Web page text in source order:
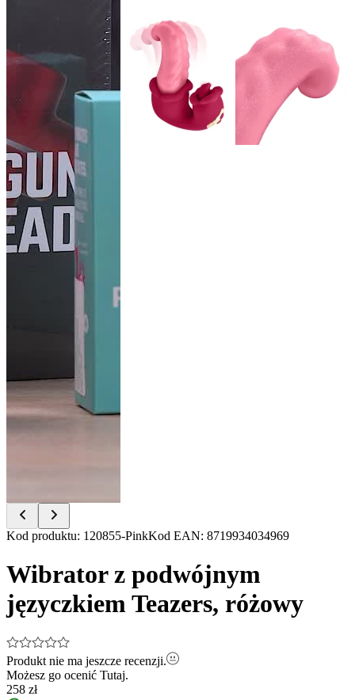
Item
of
11
Kod produktu: 120855-PinkKod EAN: 8719934034969
Wibrator z podwójnym
języczkiem Teazers, różowy
Produkt nie ma jeszcze recenzji.
Możesz go ocenić Tutaj.
258 zł